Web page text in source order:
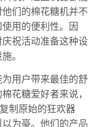
们的棉花糖机并不
用的便利性。因
祝活动准备这种设
。
用户带来最佳的舒
花糖爱好者来说，
制原始的狂欢器
为豪。他们的产品